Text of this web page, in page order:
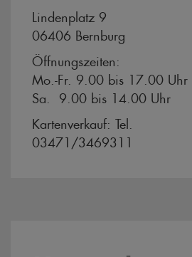
Lindenplatz 9
06406 Bernburg
Öffnungszeiten:
Mo.-Fr. 9.00 bis 17.00 Uhr
Sa. 9.00 bis 14.00 Uhr
Kartenverkauf: Tel.
03471/3469311